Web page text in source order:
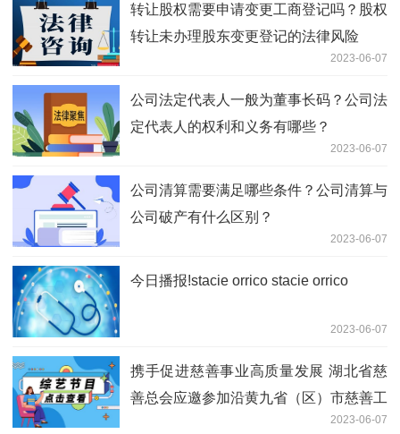
转让股权需要申请变更工商登记吗？股权
转让未办理股东变更登记的法律风险
2023-06-07
公司法定代表人一般为董事长码？公司法
定代表人的权利和义务有哪些？
2023-06-07
公司清算需要满足哪些条件？公司清算与
公司破产有什么区别？
2023-06-07
今日播报!stacie orrico stacie orrico
2023-06-07
携手促进慈善事业高质量发展 湖北省慈
善总会应邀参加沿黄九省（区）市慈善工
2023-06-07